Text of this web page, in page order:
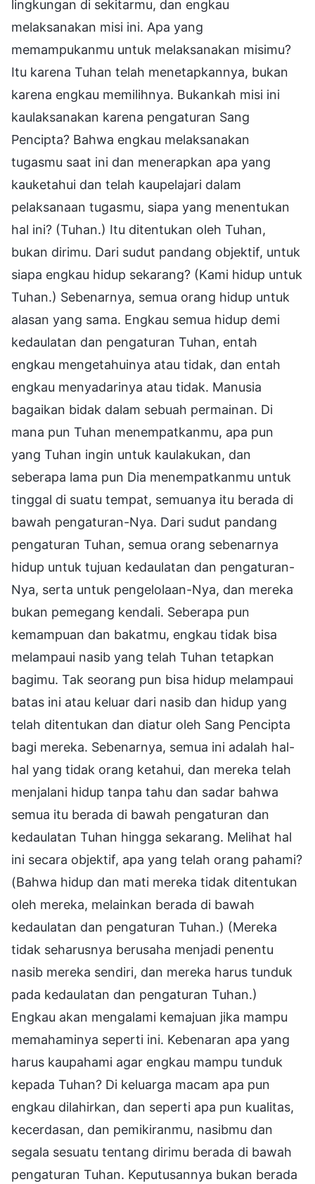
lingkungan di sekitarmu, dan engkau
melaksanakan misi ini. Apa yang
memampukanmu untuk melaksanakan misimu?
Itu karena Tuhan telah menetapkannya, bukan
karena engkau memilihnya. Bukankah misi ini
kaulaksanakan karena pengaturan Sang
Pencipta? Bahwa engkau melaksanakan
tugasmu saat ini dan menerapkan apa yang
kauketahui dan telah kaupelajari dalam
pelaksanaan tugasmu, siapa yang menentukan
hal ini? (Tuhan.) Itu ditentukan oleh Tuhan,
bukan dirimu. Dari sudut pandang objektif, untuk
siapa engkau hidup sekarang? (Kami hidup untuk
Tuhan.) Sebenarnya, semua orang hidup untuk
alasan yang sama. Engkau semua hidup demi
kedaulatan dan pengaturan Tuhan, entah
engkau mengetahuinya atau tidak, dan entah
engkau menyadarinya atau tidak. Manusia
bagaikan bidak dalam sebuah permainan. Di
mana pun Tuhan menempatkanmu, apa pun
yang Tuhan ingin untuk kaulakukan, dan
seberapa lama pun Dia menempatkanmu untuk
tinggal di suatu tempat, semuanya itu berada di
bawah pengaturan-Nya. Dari sudut pandang
pengaturan Tuhan, semua orang sebenarnya
hidup untuk tujuan kedaulatan dan pengaturan-
Nya, serta untuk pengelolaan-Nya, dan mereka
bukan pemegang kendali. Seberapa pun
kemampuan dan bakatmu, engkau tidak bisa
melampaui nasib yang telah Tuhan tetapkan
bagimu. Tak seorang pun bisa hidup melampaui
batas ini atau keluar dari nasib dan hidup yang
telah ditentukan dan diatur oleh Sang Pencipta
bagi mereka. Sebenarnya, semua ini adalah hal-
hal yang tidak orang ketahui, dan mereka telah
menjalani hidup tanpa tahu dan sadar bahwa
semua itu berada di bawah pengaturan dan
kedaulatan Tuhan hingga sekarang. Melihat hal
ini secara objektif, apa yang telah orang pahami?
(Bahwa hidup dan mati mereka tidak ditentukan
oleh mereka, melainkan berada di bawah
kedaulatan dan pengaturan Tuhan.) (Mereka
tidak seharusnya berusaha menjadi penentu
nasib mereka sendiri, dan mereka harus tunduk
pada kedaulatan dan pengaturan Tuhan.)
Engkau akan mengalami kemajuan jika mampu
memahaminya seperti ini. Kebenaran apa yang
harus kaupahami agar engkau mampu tunduk
kepada Tuhan? Di keluarga macam apa pun
engkau dilahirkan, dan seperti apa pun kualitas,
kecerdasan, dan pemikiranmu, nasibmu dan
segala sesuatu tentang dirimu berada di bawah
pengaturan Tuhan. Keputusannya bukan berada